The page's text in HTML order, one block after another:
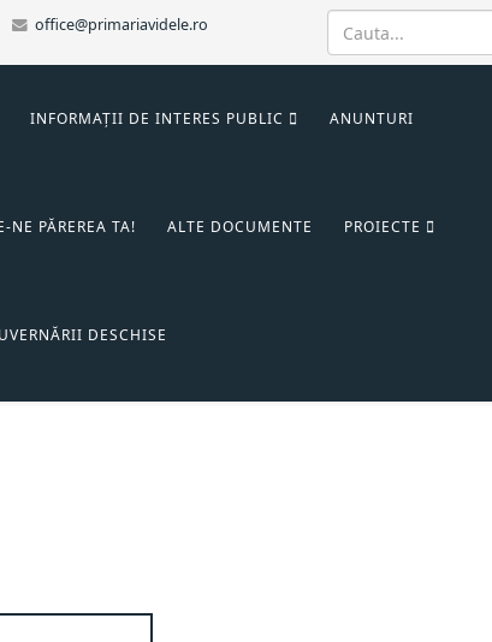
office@primariavidele.ro
INFORMAȚII DE INTERES PUBLIC ANUNTURI
NE PĂREREA TA! ALTE DOCUMENTE PROIECTE
DESCHISE